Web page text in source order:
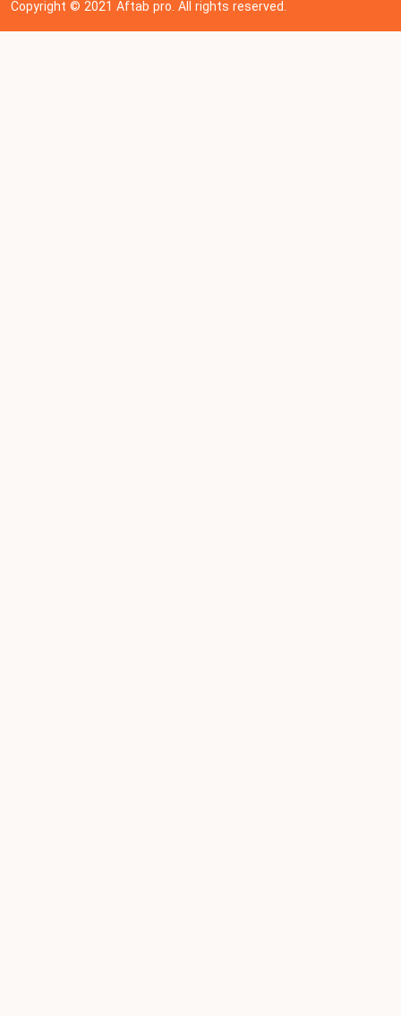
Copyright © 202 1Aftab pro. All rights reserved.